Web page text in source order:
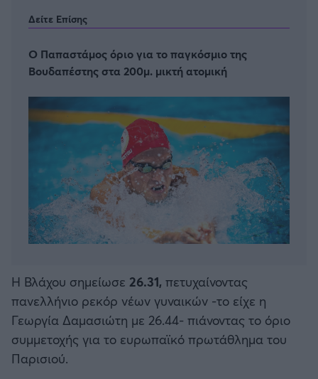
Δείτε Επίσης
O Παπαστάμος όριο για το παγκόσμιο της
Βουδαπέστης στα 200μ. μικτή ατομική
Η Βλάχου σημείωσε 26.31, πετυχαίνοντας
πανελλήνιο ρεκόρ νέων γυναικών -το είχε η
Γεωργία Δαμασιώτη με 26.44- πιάνοντας το όριο
συμμετοχής για το ευρωπαϊκό πρωτάθλημα του
Παρισιού.